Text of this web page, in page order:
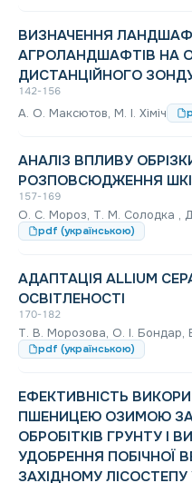
ВИЗНАЧЕННЯ
АГРОЛАНДШАФТІВ НА
ДИСТАНЦІЙНОГО
142-156
A. О. Максютов, М. І. Хіміч
АНАЛІЗ ВПЛИВУ
РОЗПОВСЮДЖЕННЯ
157-169
О. С. Мороз, Т. М. Солодка ,
pdf (українською)
АДАПТАЦІЯ ALLIUM
ОСВІТЛЕНОСТІ
170-182
Т. В. Морозова, O. I. Бондар,
pdf (українською)
ЕФЕКТИВНІСТЬ
ПШЕНИЦЕЮ ОЗИМОЮ ЗА
ОБРОБІТКІВ ГРУНТУ І
УДОБРЕННЯ ПОБІЧНОЇ
ЗАХІДНОМУ ЛІСОСТЕПУ